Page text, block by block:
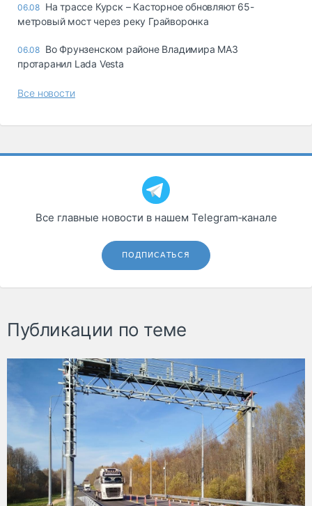
06.08 На трассе Курск – Касторное обновляют 65-
метровый мост через реку Грайворонка
06.08 Во Фрунзенском районе Владимира МАЗ
протаранил Lada Vesta
Все новости
Все главные новости в нашем Telegram‑канале
ПОДПИСАТЬСЯ
Публикации по теме